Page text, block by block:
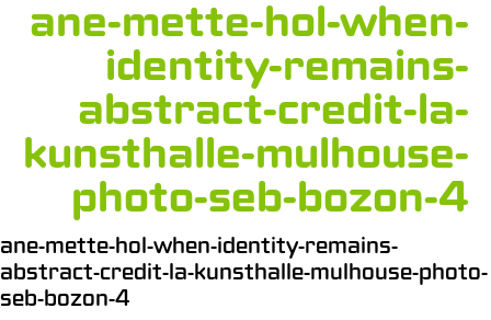
ane-mette-hol-when-
identity-remains-
abstract-credit-la-
kunsthalle-mulhouse-
photo-seb-bozon-4
ane-mette-hol-when-identity-remains-
abstract-credit-la-kunsthalle-mulhouse-photo-
seb-bozon-4